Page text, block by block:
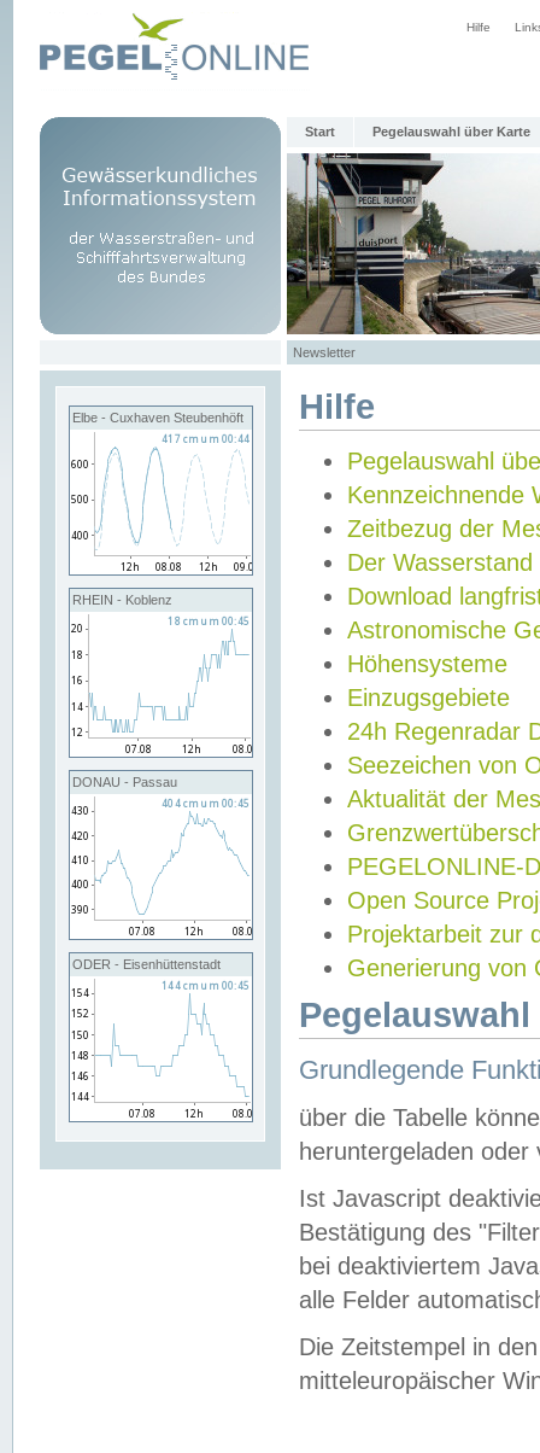
Hilfe
Start Pegelauswahl über Karte
Newsletter
Elbe - Cuxhaven Steubenhöft
RHEIN - Koblenz
DONAU - Passau
ODER - Eisenhüttenstadt
Hilfe
Pegelauswahl
Kennzeichnende
Zeitbezug der
Der Wasserstand
Download
Astronomische
Höhensysteme
Einzugsgebiete
24h Regenradar
Seezeichen von
Aktualität der
PEGELONLINE-
Open Source
Projektarbeit zur
Generierung von
Grundlegende
über die Tabelle
heruntergeladen oder
Ist Javascript
Bestätigung des
bei deaktiviertem
alle Felder
Die Zeitstempel in
mitteleuropäischer